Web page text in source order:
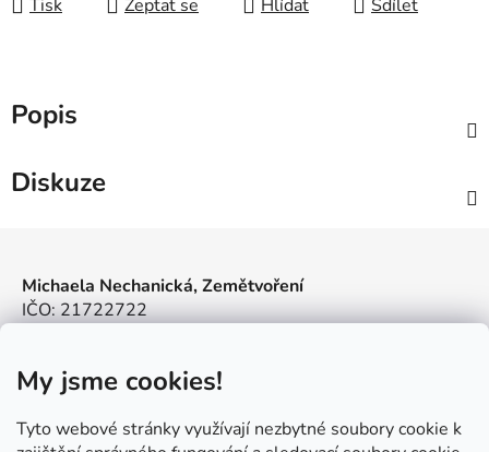
My jsme cookies!
Tyto webové stránky využívají nezbytné soubory cookie k
Tisk Zeptat se Hlídat Sdílet
Popis
Diskuze
a
Michaela Nechanická, Zemětvoření
IČO: 21722722
Adél:775 683 521
Kde nás najdete
Jilemnice – V Jilmu 509